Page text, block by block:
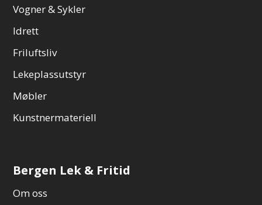
Vogner & Sykler
Idrett
Friluftsliv
Lekeplassutstyr
Møbler
Kunstnermateriell
Bergen Lek & Fritid
Om oss